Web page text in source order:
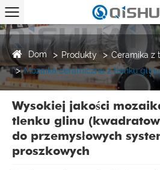
Dom Produkty
Ceramika z
Mozaika ceramiczna z tlenku glinu
Wysokiej jakości
tlenku glinu
do przemysłowych
proszkowych